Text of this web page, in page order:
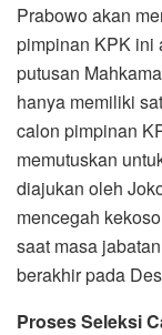
Prabowo akan
pimpinan KPK ini
putusan
hanya memiliki
calon pimpinan
memutuskan
diajukan oleh
mencegah
saat masa
berakhir pada
Proses Seleksi